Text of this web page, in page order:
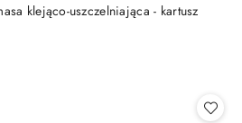
klejąco-uszczelniająca - kartusz